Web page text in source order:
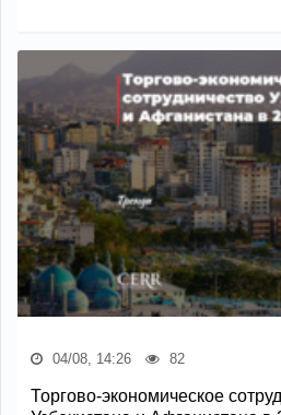
04/08, 14:26 82
Торгово-экономическое